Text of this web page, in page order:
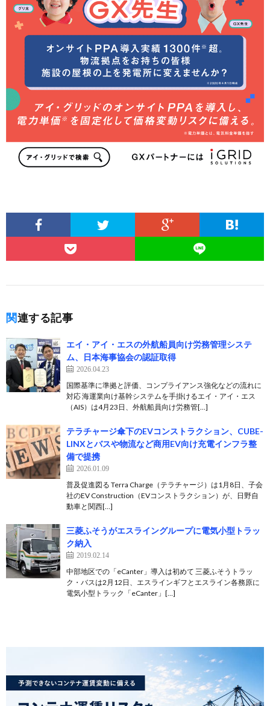
関連する記事
エイ・アイ・エスの外航船員向け労務管理システ
ム、日本海事協会の認証取得
2026.04.23
国際基準に準拠と評価、コンプライアンス強化などの流れに
対応 海運業向け基幹システムを手掛けるエイ・アイ・エス
（AIS）は4月23日、外航船員向け労務管[…]
テラチャージ傘下のEVコンストラクション、CUBE-
LINXとバスや物流など商用EV向け充電インフラ整
備で提携
2026.01.09
普及促進図る Terra Charge（テラチャージ）は1月8日、子会
社のEV Construction（EVコンストラクション）が、日野自
動車と関西[…]
三菱ふそうがエスライングループに電気小型トラッ
ク納入
2019.02.14
中部地区での「eCanter」導入は初めて 三菱ふそうトラッ
ク・バスは2月12日、エスラインギフとエスライン各務原に
電気小型トラック「eCanter」[…]